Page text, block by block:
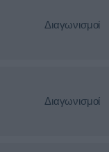
Διαγωνισμοί
Διαγωνισμοί